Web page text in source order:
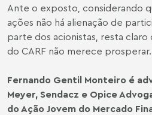
Ante o exposto, considerando
ações não há alienação de
parte dos acionistas, resta
do CARF não merece prosperar.
Fernando Gentil Monteiro é
Meyer, Sendacz e Opice
do Ação Jovem do Mercado